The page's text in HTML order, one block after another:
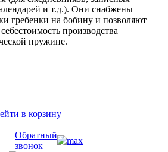
и т.д.). Они снабжены
гребенки на бобину и позволяют
производства
пружине.
в корзину
Обратный
звонок